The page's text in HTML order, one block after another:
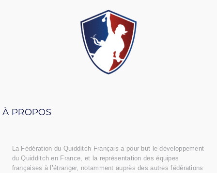
À PROPOS
La Fédération du Quidditch Français a pour but le développement
du Quidditch en France, et la représentation des équipes
françaises à l’étranger, notamment auprès des autres fédérations